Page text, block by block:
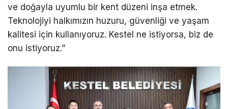
ve doğayla uyumlu bir kent düzeni inşa etmek.
Teknolojiyi halkımızın huzuru, güvenliği ve yaşam
kalitesi için kullanıyoruz. Kestel ne istiyorsa, biz de
onu istiyoruz.”